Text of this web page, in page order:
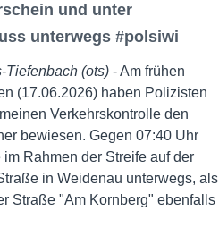
und unter
unterwegs #polsiwi
Tiefenbach (ots) - Am frühen
(17.06.2026) haben Polizisten
Verkehrskontrolle den
bewiesen. Gegen 07:40 Uhr
Rahmen der Streife auf der
in Weidenau unterwegs, als
Straße "Am Kornberg" ebenfalls